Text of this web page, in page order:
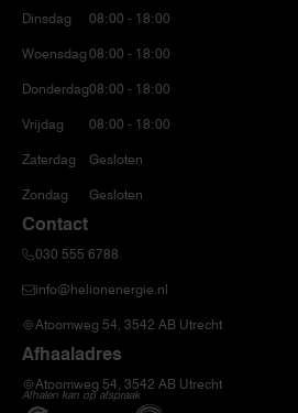
Dinsdag
Woensdag
Donderdag
Vrijdag
Zaterdag
Zondag
08:00 - 18:00
08:00 - 18:00
08:00 - 18:00
08:00 - 18:00
Gesloten
Gesloten
Contact
030 555 6788
info@helionenergie.nl
Atoomweg 54, 3542 AB Utrecht
Afhaaladres
Atoomweg 54, 3542 AB Utrecht
Afhalen kan op afspraak